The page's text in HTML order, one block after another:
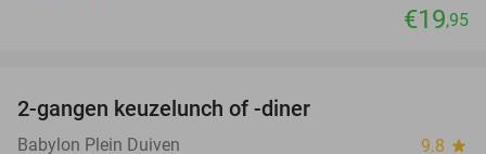
€19,95
2-gangen keuzelunch of -diner
Babylon Plein Duiven 9.8 star